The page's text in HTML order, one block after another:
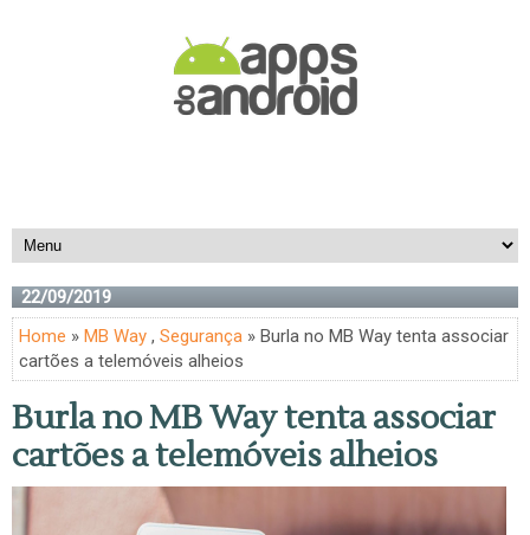
22/09/2019
Home » MB Way , Segurança » Burla no MB Way tenta associar
cartões a telemóveis alheios
Burla no MB Way tenta associar
cartões a telemóveis alheios